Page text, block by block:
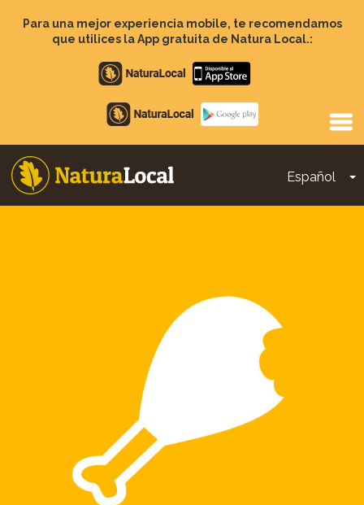
contenido
Para una mejor experiencia mobile, te recomendamos
que utilices la App gratuita de Natura Local.:
Apple
store
Google
Play
Español
Main